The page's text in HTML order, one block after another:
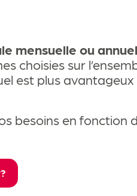
mensuelle ou
choisies sur
est plus
besoins en fonction